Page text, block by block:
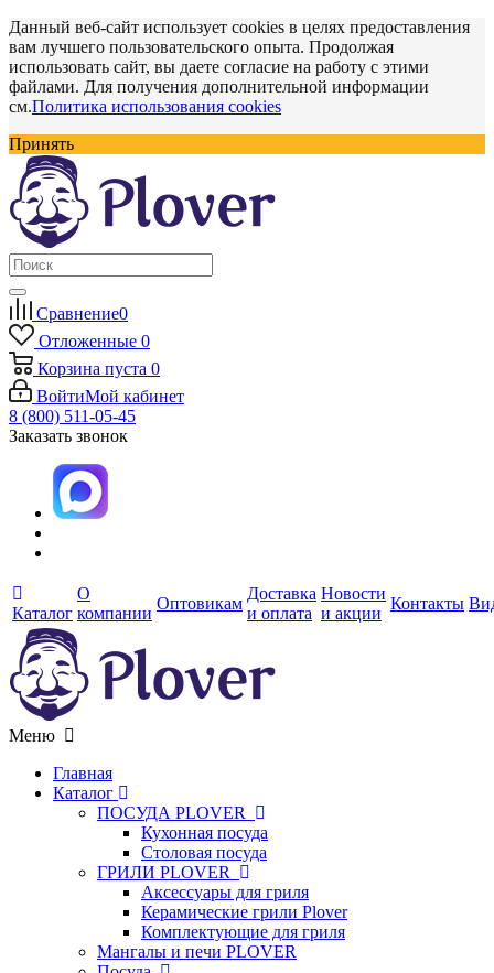
Данный веб-сайт использует cookies в целях предоставления
вам лучшего пользовательского опыта. Продолжая
использовать сайт, вы даете согласие на работу с этими
файлами. Для получения дополнительной информации
см.Политика использования cookies
Принять
Сравнение0
Отложенные 0
Корзина пуста 0
ВойтиМой кабинет
8 (800) 511-05-45
Заказать звонок
Каталог
О
компании
Оптовикам
Доставка
и оплата
Новости
и акции
Контакты
Меню
Главная
Каталог
ПОСУДА PLOVER
Кухонная посуда
Столовая посуда
ГРИЛИ PLOVER
Аксессуары для гриля
Керамические грили Plover
Комплектующие для гриля
Мангалы и печи PLOVER